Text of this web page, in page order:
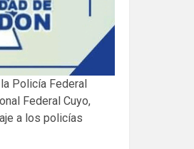
Policía Federal
Federal Cuyo,
a los policías